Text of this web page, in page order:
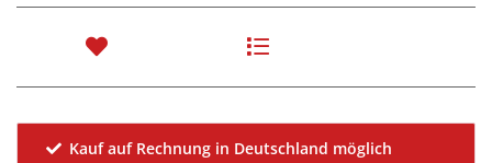
Kauf auf Rechnung in Deutschland möglich